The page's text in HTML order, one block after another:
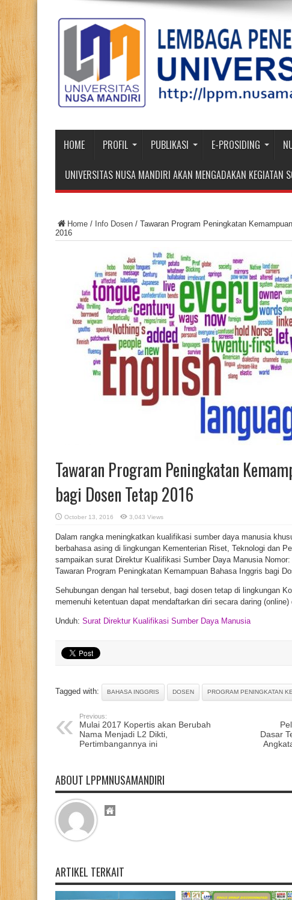
HOME PROFIL PUBLIKASI E-PROSIDING
UNIVERSITAS NUSA MANDIRI AKAN MENGADAKAN
Home / Info Dosen / Tawaran Program Peningkatan
2016
Tawaran Program Peningkatan
bagi Dosen Tetap 2016
October 13, 2016 3,043 Views
Dalam rangka meningkatkan kualifikasi sumber daya manusia
berbahasa asing di lingkungan Kementerian Riset, Teknologi dan
sampaikan surat Direktur Kualifikasi Sumber Daya Manusia Nomor:
Tawaran Program Peningkatan Kemampuan Bahasa Inggris bagi
Sehubungan dengan hal tersebut, bagi dosen tetap di lingkungan
memenuhi ketentuan dapat mendaftarkan diri secara daring
Unduh: Surat Direktur Kualifikasi Sumber Daya Manusia
Tagged with: BAHASA INGGRIS DOSEN PROGRAM PENINGKATAN
Previous:
Mulai 2017 Kopertis akan Berubah
Nama Menjadi L2 Dikti,
Pertimbangannya ini
Dasar
ABOUT LPPMNUSAMANDIRI
ARTIKEL TERKAIT